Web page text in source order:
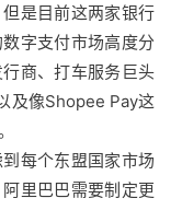
是目前这两家银行
字支付市场高度分
商、打车服务巨头
及像Shopee Pay这
每个东盟国家市场
里巴巴需要制定更